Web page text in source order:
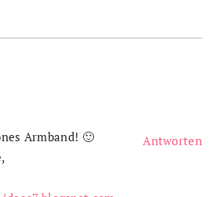
Armband! 🙂
Antworten